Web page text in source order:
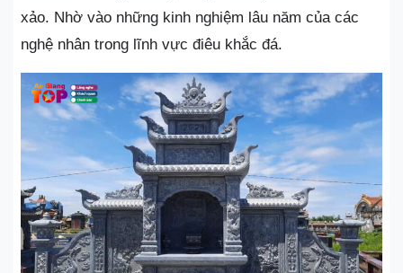
xảo. Nhờ vào những kinh nghiệm lâu năm của các
nghệ nhân trong lĩnh vực điêu khắc đá.